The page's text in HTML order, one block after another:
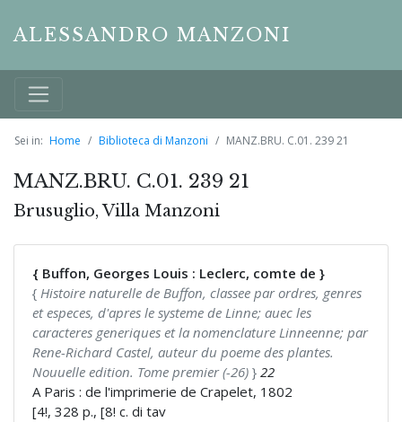
ALESSANDRO MANZONI
Sei in: Home Biblioteca di Manzoni MANZ.BRU. C.01. 239 21
MANZ.BRU. C.01. 239 21
Brusuglio, Villa Manzoni
{ Buffon, Georges Louis : Leclerc, comte de }
{ Histoire naturelle de Buffon, classee par ordres, genres
et especes, d'apres le systeme de Linne; auec les
caracteres generiques et la nomenclature Linneenne; par
Rene-Richard Castel, auteur du poeme des plantes.
Nouuelle edition. Tome premier (-26) } 22
A Paris : de l'imprimerie de Crapelet, 1802
[4!, 328 p., [8! c. di tav